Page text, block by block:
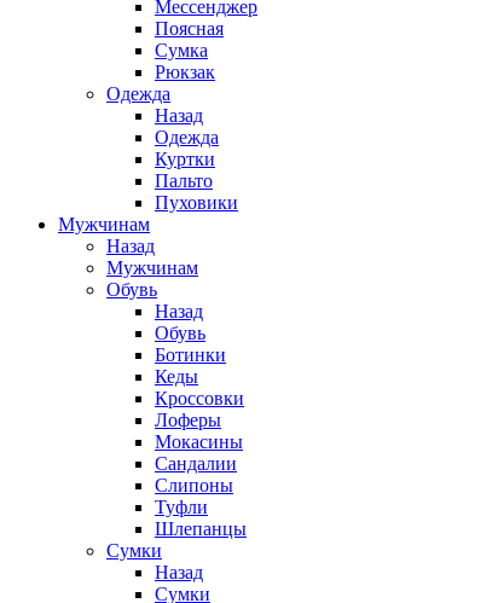
Мессенджер
Поясная
Сумка
Рюкзак
Одежда
Назад
Одежда
Куртки
Пальто
Пуховики
Мужчинам
Назад
Мужчинам
Обувь
Назад
Обувь
Ботинки
Кеды
Кроссовки
Лоферы
Мокасины
Сандалии
Слипоны
Туфли
Шлепанцы
Сумки
Назад
Сумки